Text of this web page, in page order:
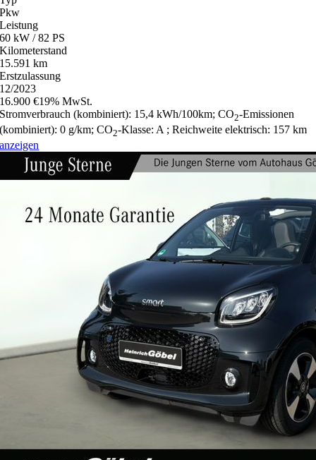
Pkw
Leistung
60 kW / 82 PS
Kilometerstand
15.591 km
Erstzulassung
12/2023
16.900 €19% MwSt.
Stromverbrauch (kombiniert): 15,4 kWh/100km;CO2-Emissionen
(kombiniert):0 g/km;CO2-Klasse: A ;Reichweite elektrisch: 157 km
anzeigen